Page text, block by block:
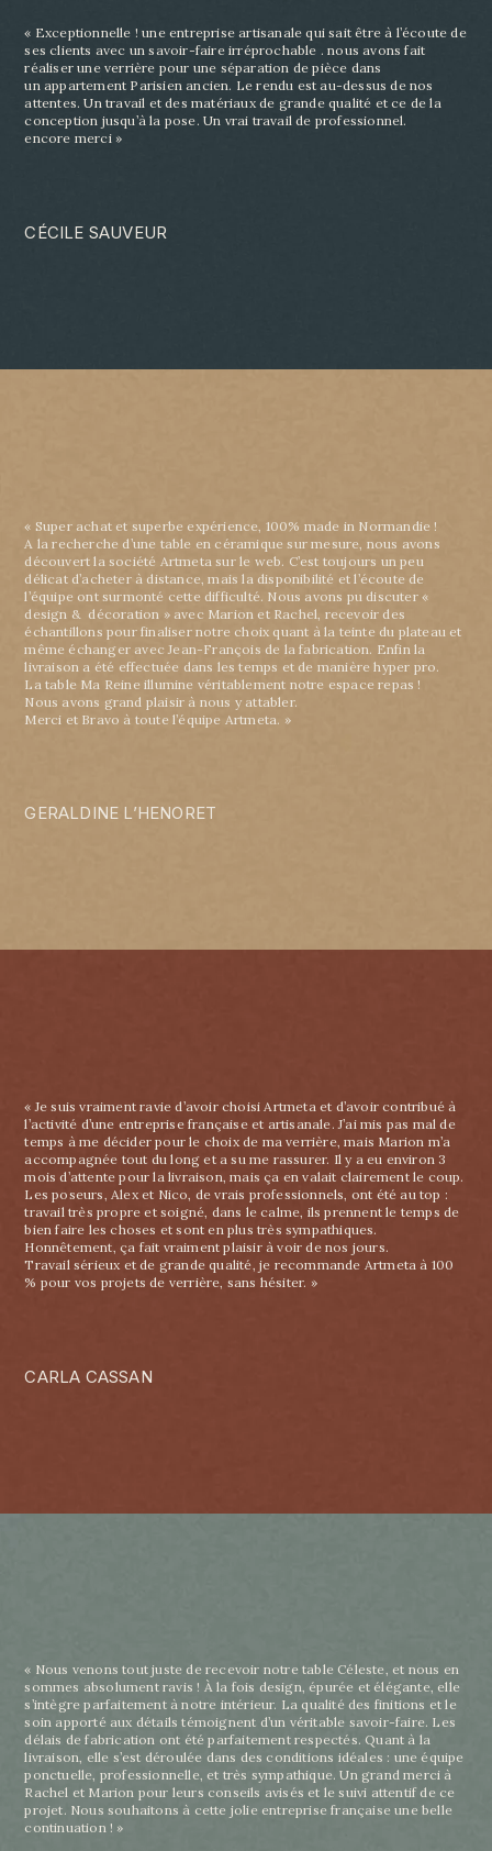
« Exceptionnelle ! une entreprise artisanale qui sait être à l’écoute de
ses clients avec un savoir-faire irréprochable . nous avons fait
réaliser une verrière pour une séparation de pièce dans
un appartement Parisien ancien. Le rendu est au-dessus de nos
attentes. Un travail et des matériaux de grande qualité et ce de la
conception jusqu’à la pose. Un vrai travail de professionnel.
encore merci »
CÉCILE SAUVEUR
« Super achat et superbe expérience, 100% made in Normandie !
A la recherche d’une table en céramique sur mesure, nous avons
découvert la société Artmeta sur le web. C’est toujours un peu
délicat d’acheter à distance, mais la disponibilité et l’écoute de
l’équipe ont surmonté cette difficulté. Nous avons pu discuter «
design & décoration » avec Marion et Rachel, recevoir des
échantillons pour finaliser notre choix quant à la teinte du plateau et
même échanger avec Jean-François de la fabrication. Enfin la
livraison a été effectuée dans les temps et de manière hyper pro.
La table Ma Reine illumine véritablement notre espace repas !
Nous avons grand plaisir à nous y attabler.
Merci et Bravo à toute l’équipe Artmeta. »
GERALDINE L’HENORET
« Je suis vraiment ravie d’avoir choisi Artmeta et d’avoir contribué à
l’activité d’une entreprise française et artisanale. J’ai mis pas mal de
temps à me décider pour le choix de ma verrière, mais Marion m’a
accompagnée tout du long et a su me rassurer. Il y a eu environ 3
mois d’attente pour la livraison, mais ça en valait clairement le coup.
Les poseurs, Alex et Nico, de vrais professionnels, ont été au top :
travail très propre et soigné, dans le calme, ils prennent le temps de
bien faire les choses et sont en plus très sympathiques.
Honnêtement, ça fait vraiment plaisir à voir de nos jours.
Travail sérieux et de grande qualité, je recommande Artmeta à 100
% pour vos projets de verrière, sans hésiter. »
CARLA CASSAN
« Nous venons tout juste de recevoir notre table Céleste, et nous en
sommes absolument ravis ! À la fois design, épurée et élégante, elle
s’intègre parfaitement à notre intérieur. La qualité des finitions et le
soin apporté aux détails témoignent d’un véritable savoir-faire. Les
délais de fabrication ont été parfaitement respectés. Quant à la
livraison, elle s’est déroulée dans des conditions idéales : une équipe
ponctuelle, professionnelle, et très sympathique. Un grand merci à
Rachel et Marion pour leurs conseils avisés et le suivi attentif de ce
projet. Nous souhaitons à cette jolie entreprise française une belle
continuation ! »